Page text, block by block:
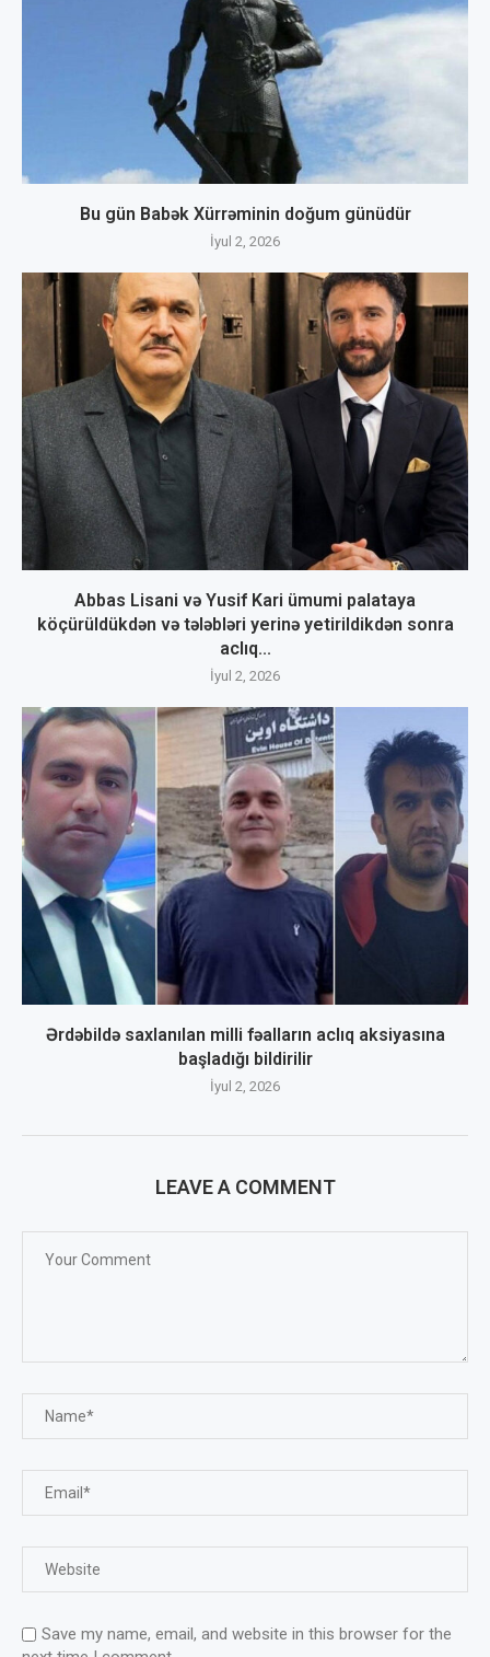
Bu gün Babək Xürrəminin doğum günüdür
İyul 2, 2026
Abbas Lisani və Yusif Kari ümumi palataya
köçürüldükdən və tələbləri yerinə yetirildikdən sonra
aclıq...
İyul 2, 2026
Ərdəbildə saxlanılan milli fəalların aclıq aksiyasına
başladığı bildirilir
İyul 2, 2026
LEAVE A COMMENT
Save my name, email, and website in this browser for the